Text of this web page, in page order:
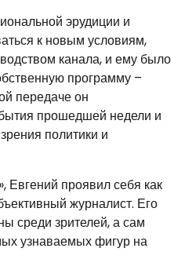
эрудиции и
к новым условиям,
канала, и ему было
программу –
передаче он
прошедшей недели и
политики и
проявил себя как
журналист. Его
среди зрителей, а сам
узнаваемых фигур на